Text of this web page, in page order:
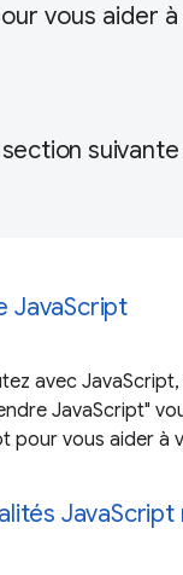
vous aider
JavaScript
avec
JavaScript"
pour vous aider à